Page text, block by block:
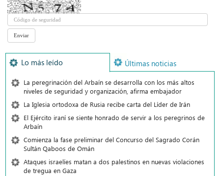
Lo más leído Últimas noticias
La peregrinación del Arbaín se desarrolla con los más altos
niveles de seguridad y organización, afirma embajador
La Iglesia ortodoxa de Rusia recibe carta del Líder de Irán
El Ejército iraní se siente honrado de servir a los peregrinos de
Arbaín
Comienza la fase preliminar del Concurso del Sagrado Corán
Sultán Qaboos de Omán
Ataques israelíes matan a dos palestinos en nuevas violaciones
de tregua en Gaza